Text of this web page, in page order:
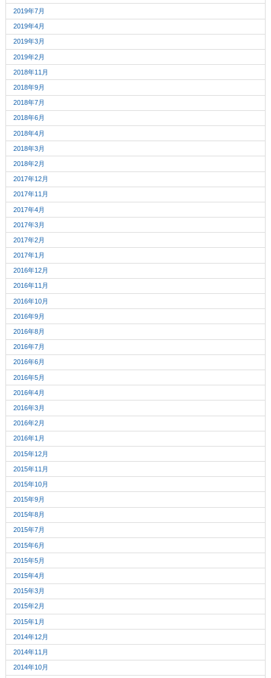
2019年7月
2019年4月
2019年3月
2019年2月
2018年11月
2018年9月
2018年7月
2018年6月
2018年4月
2018年3月
2018年2月
2017年12月
2017年11月
2017年4月
2017年3月
2017年2月
2017年1月
2016年12月
2016年11月
2016年10月
2016年9月
2016年8月
2016年7月
2016年6月
2016年5月
2016年4月
2016年3月
2016年2月
2016年1月
2015年12月
2015年11月
2015年10月
2015年9月
2015年8月
2015年7月
2015年6月
2015年5月
2015年4月
2015年3月
2015年2月
2015年1月
2014年12月
2014年11月
2014年10月